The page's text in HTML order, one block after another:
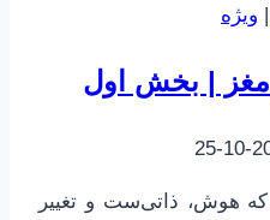
| ویژه
مغز | بخش اول
هوش، ذاتی‌ست و تغییر